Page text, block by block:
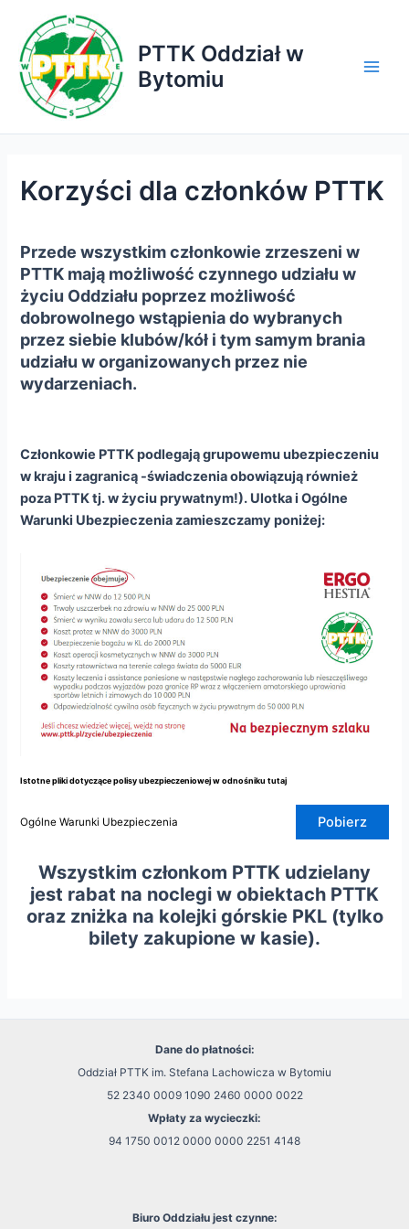
treści
PTTK Oddział w
Bytomiu
Korzyści dla członków PTTK
Przede wszystkim członkowie zrzeszeni w
PTTK mają możliwość czynnego udziału w
życiu Oddziału poprzez możliwość
dobrowolnego wstąpienia do wybranych
przez siebie klubów/kół i tym samym brania
udziału w organizowanych przez nie
wydarzeniach.
Członkowie PTTK podlegają grupowemu ubezpieczeniu
w kraju i zagranicą -świadczenia obowiązują również
poza PTTK tj. w życiu prywatnym!). Ulotka i Ogólne
Warunki Ubezpieczenia zamieszczamy poniżej:
Istotne pliki dotyczące polisy ubezpieczeniowej w odnośniku tutaj
Ogólne Warunki Ubezpieczenia Pobierz
Wszystkim członkom PTTK udzielany
jest rabat na noclegi w obiektach PTTK
oraz zniżka na kolejki górskie PKL (tylko
bilety zakupione w kasie).
Dane do płatności:
Oddział PTTK im. Stefana Lachowicza w Bytomiu
52 2340 0009 1090 2460 0000 0022
Wpłaty za wycieczki:
94 1750 0012 0000 0000 2251 4148
Biuro Oddziału jest czynne: